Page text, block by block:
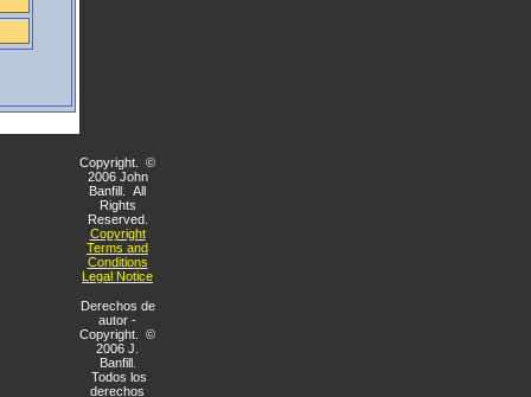
Copyright. ©
2006 John
Banfill. All
Rights
Reserved.
Copyright
Terms and
Conditions
Legal Notice
Derechos de
autor -
Copyright. ©
2006 J.
Banfill.
Todos los
derechos